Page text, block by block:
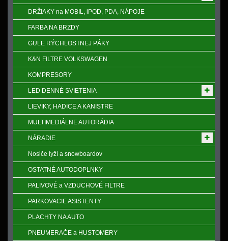
DRŽIAKY na MOBIL, iPOD, PDA, NÁPOJE
FARBA NA BRZDY
GULE RÝCHLOSTNEJ PÁKY
K&N FILTRE VOLKSWAGEN
KOMPRESORY
LED DENNÉ SVIETENIA
LIEVIKY, HADICE A KANISTRE
MULTIMEDIÁLNE AUTORÁDIA
NÁRADIE
Nosiče lyží a snowboardov
OSTATNÉ AUTODOPLNKY
PALIVOVÉ a VZDUCHOVÉ FILTRE
PARKOVACIE ASISTENTY
PLACHTY NA AUTO
PNEUMERAČE a HUSTOMERY